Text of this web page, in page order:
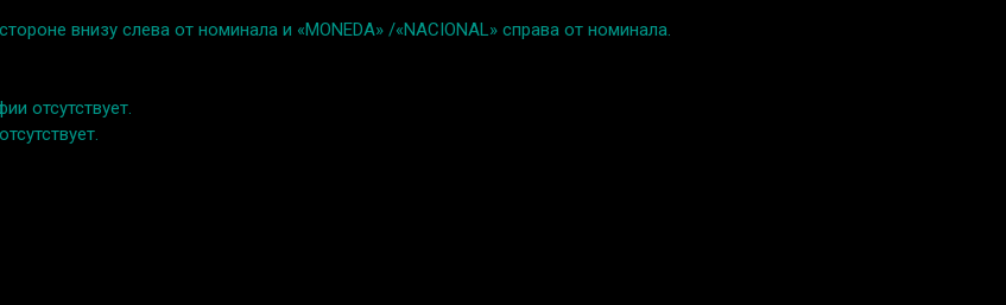
внизу слева от номинала и «MONEDA» /«NACIONAL» справа от номинала.
отсутствует.